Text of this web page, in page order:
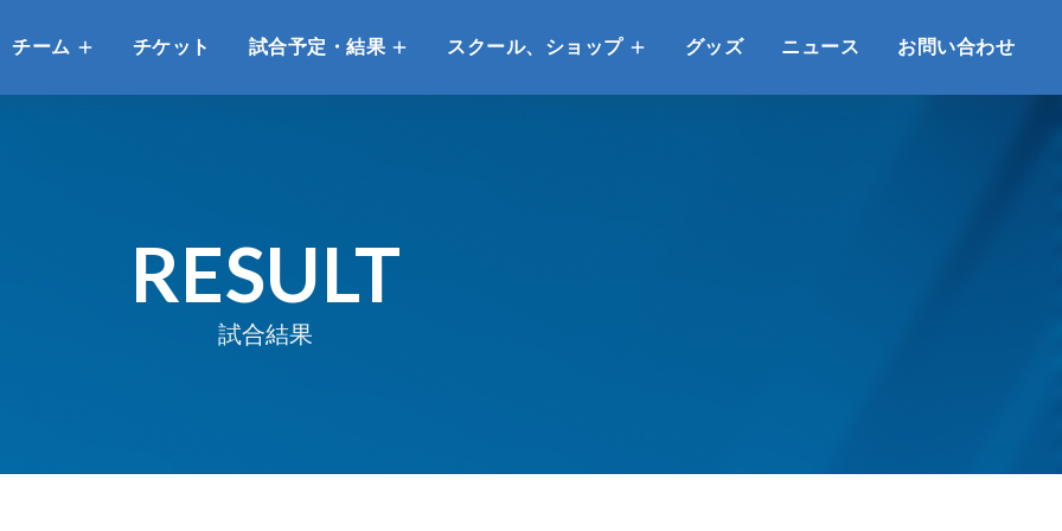
チーム チケット 試合予定・結果 スクール、ショップ グッズ ニュース お問い合わせ
RESULT
試合結果